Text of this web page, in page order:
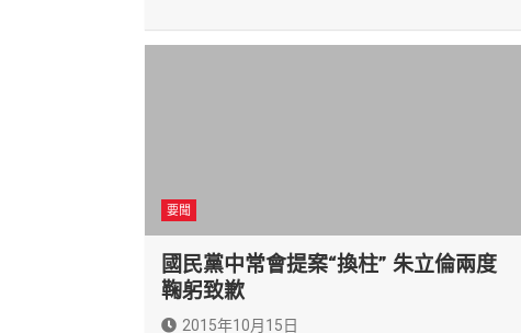
要聞
國民黨中常會提案“換柱” 朱立倫兩度
鞠躬致歉
2015年10月15日